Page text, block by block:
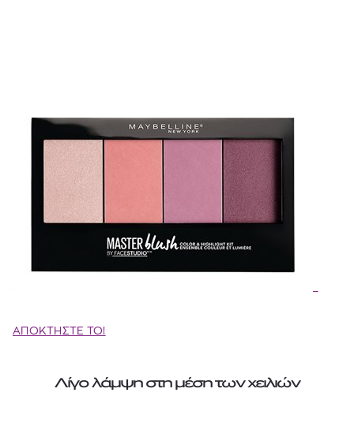
ΑΠΟΚΤΗΣΤΕ ΤΟ!
Λίγο λάμψη στη μέση των χειλιών